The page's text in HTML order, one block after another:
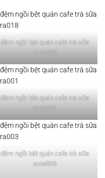
đệm ngồi bệt quán cafe trà sữa
aura018
đệm ngồi bệt quán cafe trà sữa
aura001
đệm ngồi bệt quán cafe trà sữa
aura003